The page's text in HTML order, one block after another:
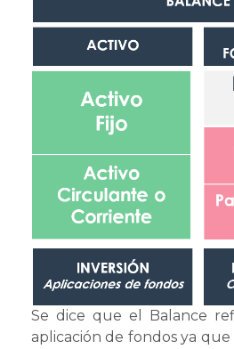
Se dice que el Balance
aplicación de fondos ya que